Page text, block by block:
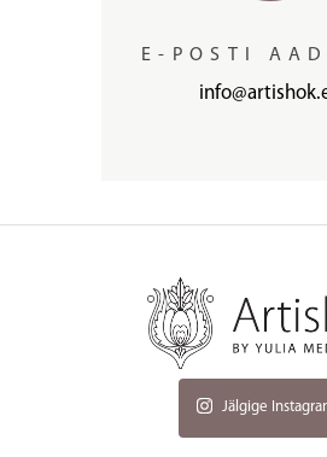
E-POSTI
Jälgige